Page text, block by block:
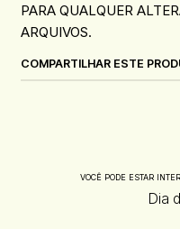
PARA QUALQUER
ARQUIVOS.
COMPARTILHAR ESTE
VOCÊ PODE ESTAR
Dia